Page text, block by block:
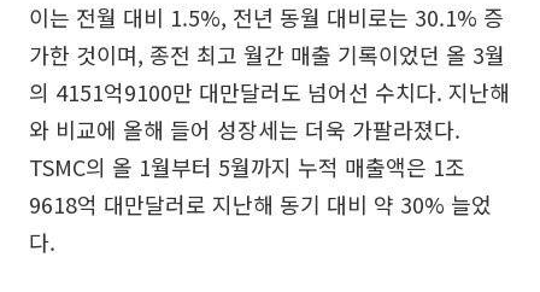
이는 전월 대비 1.5%, 전년 동월 대비로는 30.1% 증
가한 것이며, 종전 최고 월간 매출 기록이었던 올 3월
의 4151억9100만 대만달러도 넘어선 수치다. 지난해
와 비교에 올해 들어 성장세는 더욱 가팔라졌다.
TSMC의 올 1월부터 5월까지 누적 매출액은 1조
9618억 대만달러로 지난해 동기 대비 약 30% 늘었
다.